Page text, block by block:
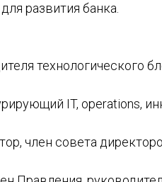
развития банка.
технологического
IT, operations,
член совета